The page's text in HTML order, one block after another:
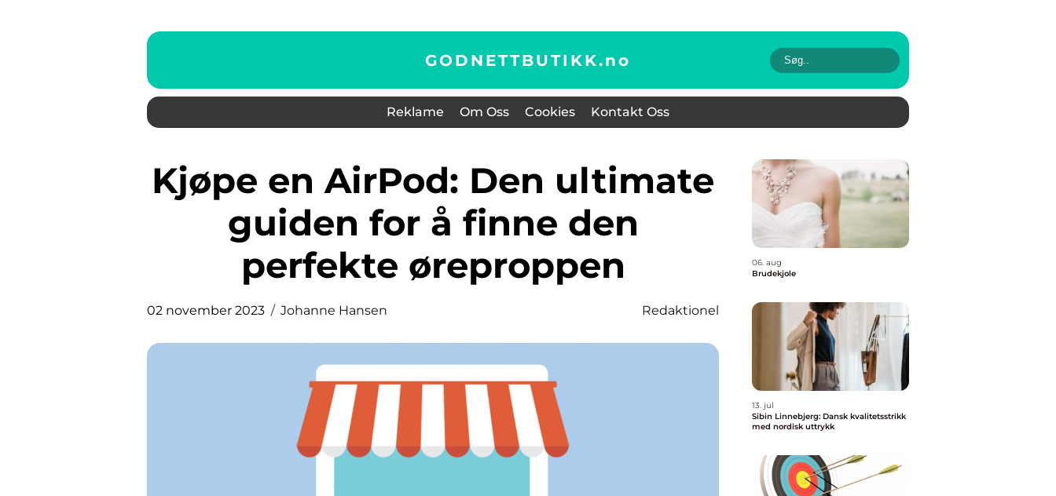
GODNETTBUTIKK.no
Reklame Om Oss Cookies Kontakt Oss
Kjøpe en AirPod: Den ultimate
guiden for å finne den
perfekte øreproppen
02 november 2023 Johanne Hansen Redaktionel
06. aug
Brudekjole
13. jul
Sibin Linnebjerg: Dansk kvalitetsstrikk
med nordisk uttrykk